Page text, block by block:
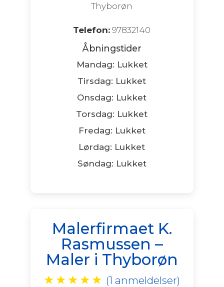
Thyborøn
Telefon: 97832140
Åbningstider
Mandag: Lukket
Tirsdag: Lukket
Onsdag: Lukket
Torsdag: Lukket
Fredag: Lukket
Lørdag: Lukket
Søndag: Lukket
Malerfirmaet K.
Rasmussen –
Maler i Thyborøn
★ ★ ★ ★ ★ (1 anmeldelser)